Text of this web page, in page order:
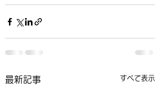
最新記事 すべて表示